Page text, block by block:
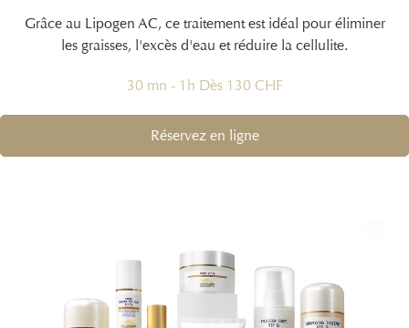
Grâce au Lipogen AC, ce traitement est idéal pour éliminer
les graisses, l'excès d'eau et réduire la cellulite.
30 mn - 1h Dès 130 CHF
Réservez en ligne